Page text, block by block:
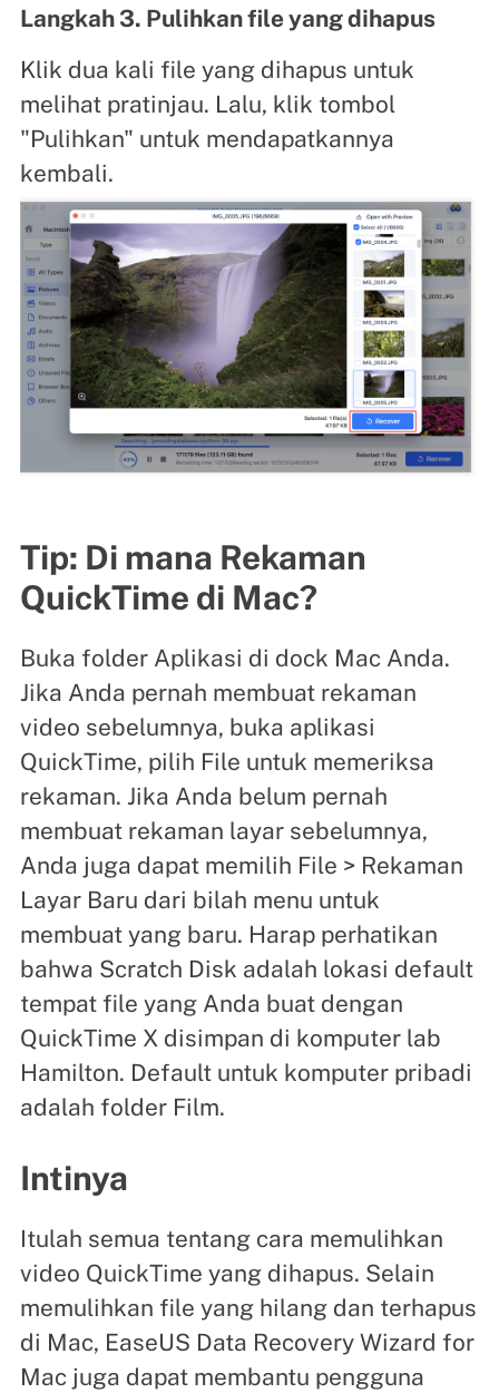
Langkah 3. Pulihkan file yang dihapus
Klik dua kali file yang dihapus untuk
melihat pratinjau. Lalu, klik tombol
"Pulihkan" untuk mendapatkannya
kembali.
Tip: Di mana Rekaman
QuickTime di Mac?
Buka folder Aplikasi di dock Mac Anda.
Jika Anda pernah membuat rekaman
video sebelumnya, buka aplikasi
QuickTime, pilih File untuk memeriksa
rekaman. Jika Anda belum pernah
membuat rekaman layar sebelumnya,
Anda juga dapat memilih File > Rekaman
Layar Baru dari bilah menu untuk
membuat yang baru. Harap perhatikan
bahwa Scratch Disk adalah lokasi default
tempat file yang Anda buat dengan
QuickTime X disimpan di komputer lab
Hamilton. Default untuk komputer pribadi
adalah folder Film.
Intinya
Itulah semua tentang cara memulihkan
video QuickTime yang dihapus. Selain
memulihkan file yang hilang dan terhapus
di Mac, EaseUS Data Recovery Wizard for
Mac juga dapat membantu pengguna